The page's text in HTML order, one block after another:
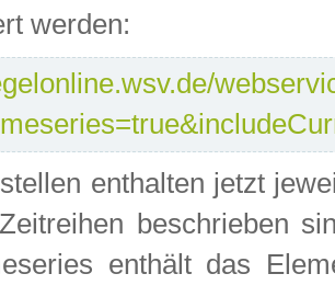
werden:
enthalten jetzt
beschrieben
enthält das